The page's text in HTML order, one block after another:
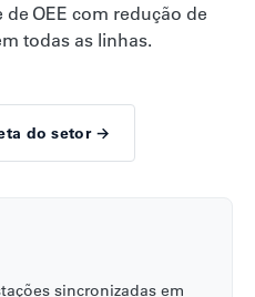
OEE com redução de
todas as linhas.
do setor →
sincronizadas em